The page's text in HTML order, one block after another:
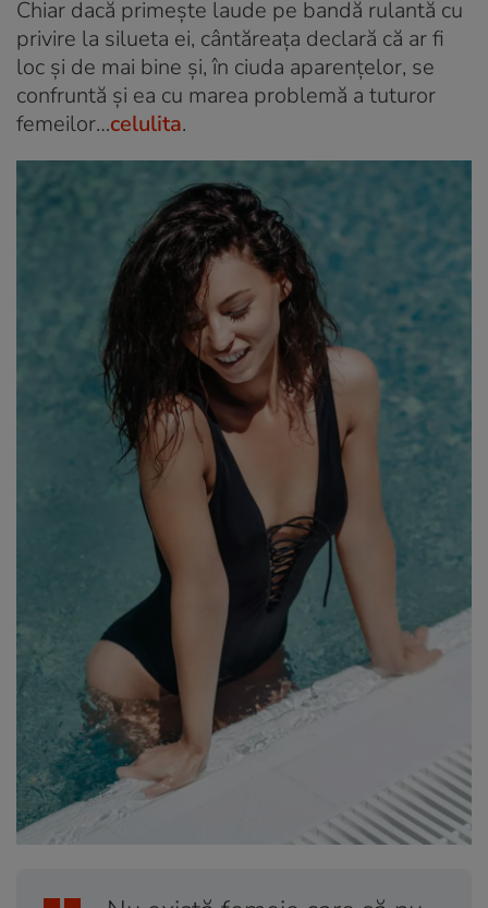
Chiar dacă primește laude pe bandă rulantă cu
privire la silueta ei, cântăreața declară că ar fi
loc și de mai bine și, în ciuda aparențelor, se
confruntă și ea cu marea problemă a tuturor
femeilor…celulita.